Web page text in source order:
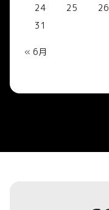
24
25 26
31
« 6月